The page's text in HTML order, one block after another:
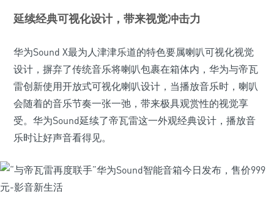
延续经典可视化设计，带来视觉冲击力
华为Sound X最为人津津乐道的特色要属喇叭可视化视觉
设计，摒弃了传统音乐将喇叭包裹在箱体内，华为与帝瓦
雷创新使用开放式可视化喇叭设计，当播放音乐时，喇叭
会随着的音乐节奏一张一弛，带来极具观赏性的视觉享
受。华为Sound延续了帝瓦雷这一外观经典设计，播放音
乐时让好声音看得见。